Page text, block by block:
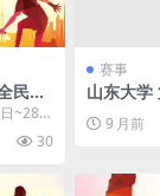
民健
杯”
~28日
院羽
30
赛事
山东大学
9 月前